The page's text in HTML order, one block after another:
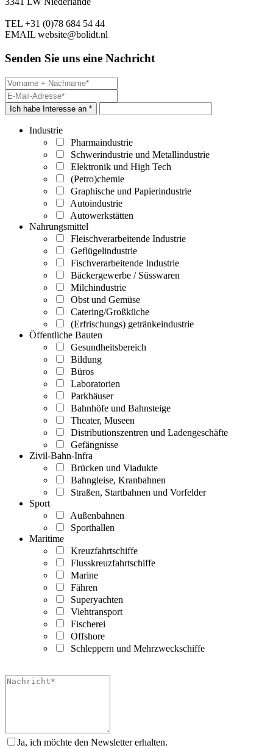
TEL +31 (0)78 684 54 44
EMAIL website@bolidt.nl
Senden Sie uns eine Nachricht
Ich habe Interesse an *
Industrie
Pharmaindustrie
Schwerindustrie und Metallindustrie
Elektronik und High Tech
(Petro)chemie
Graphische und Papierindustrie
Autoindustrie
Autowerkstätten
Nahrungsmittel
Fleischverarbeitende Industrie
Geflügelindustrie
Fischverarbeitende Industrie
Bäckergewerbe / Süsswaren
Milchindustrie
Obst und Gemüse
Catering/Großküche
(Erfrischungs) getränkeindustrie
Öffentliche Bauten
Gesundheitsbereich
Bildung
Büros
Laboratorien
Parkhäuser
Bahnhöfe und Bahnsteige
Theater, Museen
Distributionszentren und Ladengeschäfte
Gefängnisse
Zivil-Bahn-Infra
Brücken und Viadukte
Bahngleise, Kranbahnen
Straßen, Startbahnen und Vorfelder
Sport
Außenbahnen
Sporthallen
Maritime
Kreuzfahrtschiffe
Flusskreuzfahrtschiffe
Marine
Fähren
Superyachten
Viehtransport
Fischerei
Offshore
Schleppern und Mehrzweckschiffe
Ja, ich möchte den Newsletter erhalten.